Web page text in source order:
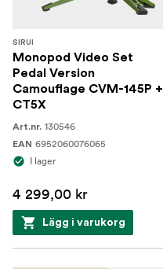
SIRUI
Monopod Video Set
Pedal Version
Camouflage CVM-145P +
CT5X
Art.nr. 130546
EAN 6952060076065
I lager
4 299,00 kr
Lägg i varukorg